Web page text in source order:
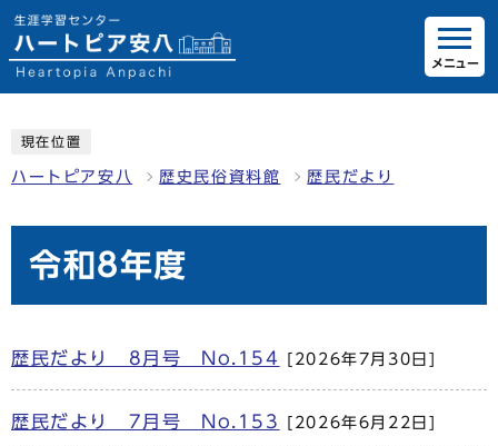
メニュー
現在位置
ハートピア安八 歴史民俗資料館 歴民だより
令和8年度
歴民だより 8月号 No.154 [2026年7月30日]
歴民だより 7月号 No.153 [2026年6月22日]